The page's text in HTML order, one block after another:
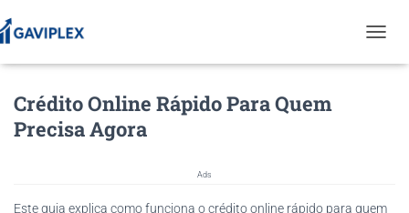
O
Crédito Online Rápido Para Quem
Precisa Agora
Ads
Este guia explica como funciona o crédito online rápido para quem